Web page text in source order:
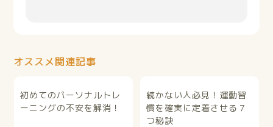
オススメ関連記事
初めてのパーソナルトレ
ーニングの不安を解消！
続かない人必見！運動習
慣を確実に定着させる７
つ秘訣